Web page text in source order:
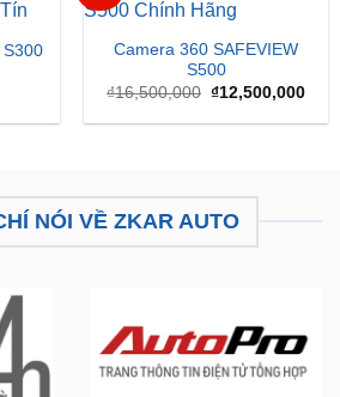
S300
Camera 360 SAFEVIEW
S500
₫16,500,000 Giá
là:
₫12,500,000Giá
tại
NÓI VỀ ZKAR AUTO